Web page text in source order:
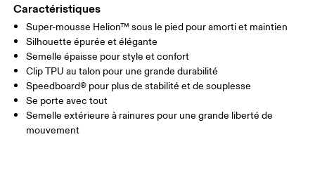
Caractéristiques
Super-mousse Helion™ sous le pied pour amorti et maintien
Silhouette épurée et élégante
Semelle épaisse pour style et confort
Clip TPU au talon pour une grande durabilité
Speedboard® pour plus de stabilité et de souplesse
Se porte avec tout
Semelle extérieure à rainures pour une grande liberté de
mouvement